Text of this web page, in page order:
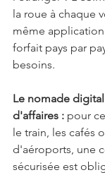
la roue à chaque
même
forfait pays par
besoins.
Le nomade
d'affaires : pour
le train, les cafés
d'aéroports, une
sécurisée est